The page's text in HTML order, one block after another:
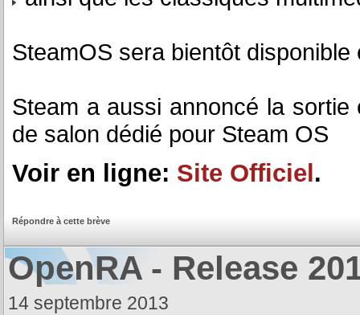
SteamOS sera bientôt disponible
Steam a aussi annoncé la
de salon dédié pour Steam OS
Voir en ligne: Site Officiel .
Répondre à cette brève
OpenRA - Release
14 septembre 2013